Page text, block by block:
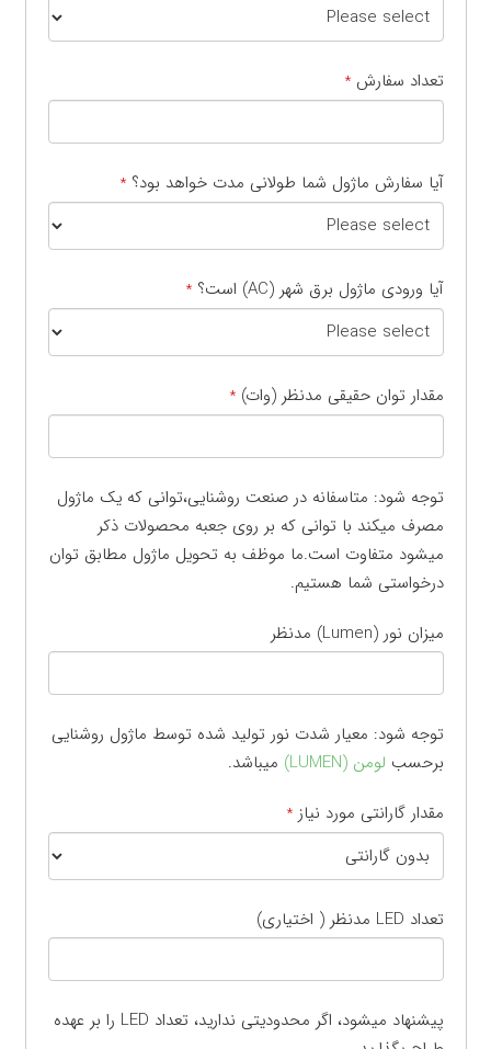
تعداد سفارش *
آیا سفارش ماژول شما طولانی مدت خواهد بود؟ *
آیا ورودی ماژول برق شهر (AC) است؟ *
مقدار توان حقیقی مدنظر (وات) *
توجه شود: متاسفانه در صنعت روشنایی،توانی که یک ماژول
مصرف میکند با توانی که بر روی جعبه محصولات ذکر
میشود متفاوت است.ما موظف به تحویل ماژول مطابق توان
درخواستی شما هستیم.
میزان نور (Lumen) مدنظر
توجه شود: معیار شدت نور تولید شده توسط ماژول روشنایی
برحسب لومن (LUMEN)
میباشد.
مقدار گارانتی مورد نیاز *
تعداد LED مدنظر ( اختیاری)
پیشنهاد میشود، اگر محدودیتی ندارید، تعداد LED را بر عهده